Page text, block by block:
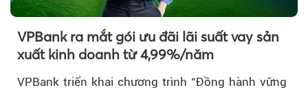
VPBank ra mắt gói ưu đãi lãi suất vay sản
xuất kinh doanh từ 4,99%/năm
VPBank triển khai chương trình “Đồng hành vững